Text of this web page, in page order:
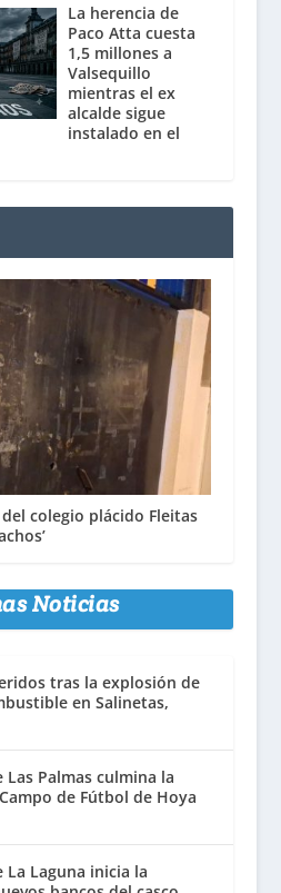
La herencia de
Paco Atta cuesta
1,5 millones a
Valsequillo
mientras el ex
alcalde sigue
instalado en el
colegio plácido Fleitas
Noticias
tras la explosión de
en Salinetas,
Palmas culmina la
de Fútbol de Hoya
Laguna inicia la